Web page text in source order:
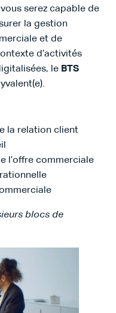
serez capable de
la gestion
et de
d’activités
le BTS
la relation client
l’offre commerciale
blocs de